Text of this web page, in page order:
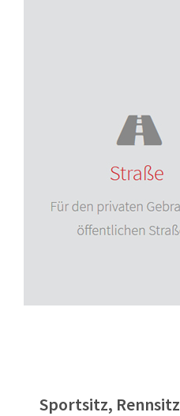
Sportsitz, Rennsitz